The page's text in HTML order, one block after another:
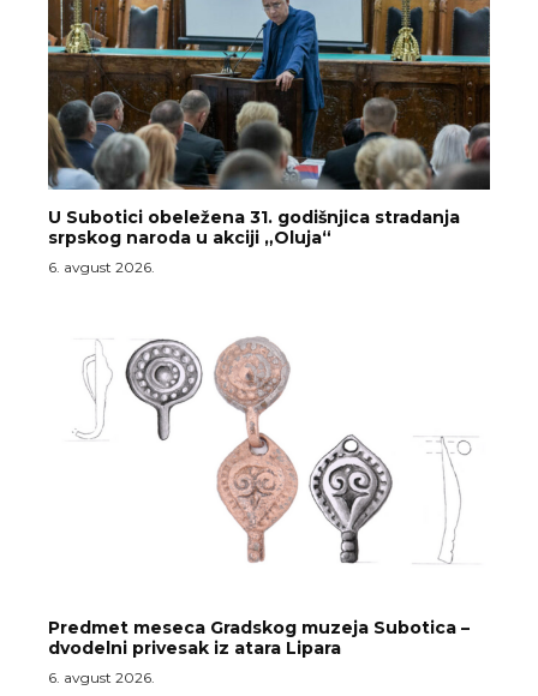
U Subotici obeležena 31. godišnjica stradanja
srpskog naroda u akciji „Oluja“
6. avgust 2026.
Predmet meseca Gradskog muzeja Subotica –
dvodelni privesak iz atara Lipara
6. avgust 2026.